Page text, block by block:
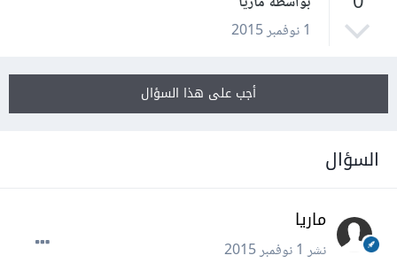
1 نوفمبر 2015
أجب على هذا السؤال
السؤال
ماريا
نشر1 نوفمبر 2015